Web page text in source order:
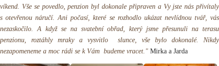
víkend. Vše se povedlo, penzion byl dokonale připraven a Vy jste nás přivítaly
s otevřenou náručí. Ani počasí, které se rozhodlo ukázat nevlídnou tvář, vás
nezaskočilo. A když se na svatební obřad, který jsme přesunuli na terasu
penzionu, roztáhly mraky a vysvitlo slunce, vše bylo dokonalé. Nikdy
nezapomeneme a moc rádi se k Vám budeme vracet." Mirka a Jarda